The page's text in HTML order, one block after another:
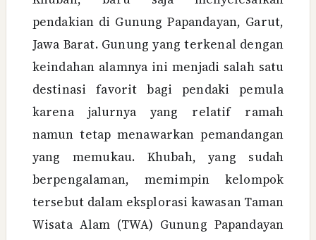
pendakian di Gunung Papandayan, Garut,
Jawa Barat. Gunung yang terkenal dengan
keindahan alamnya ini menjadi salah satu
destinasi favorit bagi pendaki pemula
karena jalurnya yang relatif ramah
namun tetap menawarkan pemandangan
yang memukau. Khubah, yang sudah
berpengalaman, memimpin kelompok
tersebut dalam eksplorasi kawasan Taman
Wisata Alam (TWA) Gunung Papandayan